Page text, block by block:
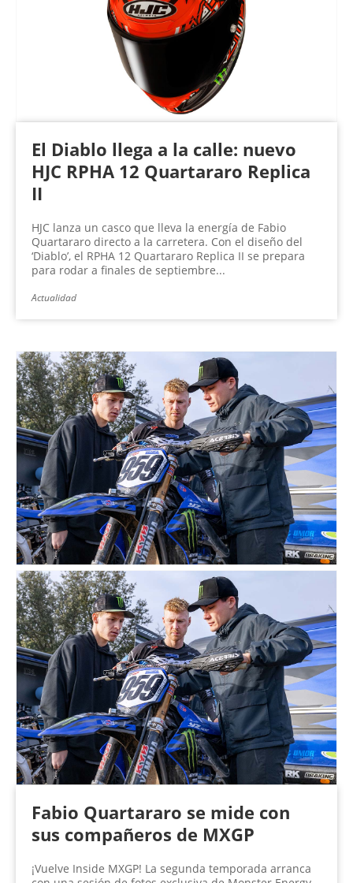
El Diablo llega a la calle: nuevo
HJC RPHA 12 Quartararo Replica
II
HJC lanza un casco que lleva la energía de Fabio
Quartararo directo a la carretera. Con el diseño del
‘Diablo’, el RPHA 12 Quartararo Replica II se prepara
para rodar a finales de septiembre...
Actualidad
Fabio Quartararo se mide con
sus compañeros de MXGP
¡Vuelve Inside MXGP! La segunda temporada arranca